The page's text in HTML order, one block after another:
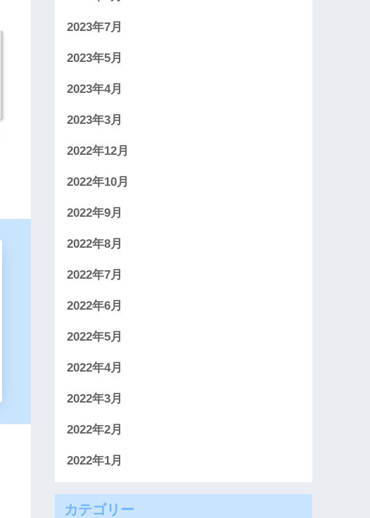
2023年7月
2023年5月
2023年4月
2023年3月
2022年12月
2022年10月
2022年9月
2022年8月
2022年7月
2022年6月
2022年5月
2022年4月
2022年3月
2022年2月
2022年1月
カテゴリー